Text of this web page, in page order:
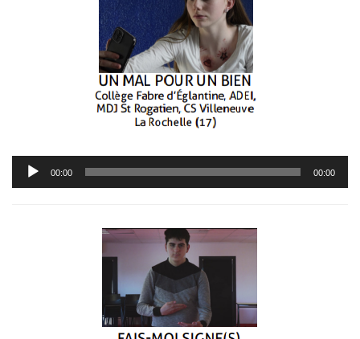
Lecteur
audio
00:00 00:00